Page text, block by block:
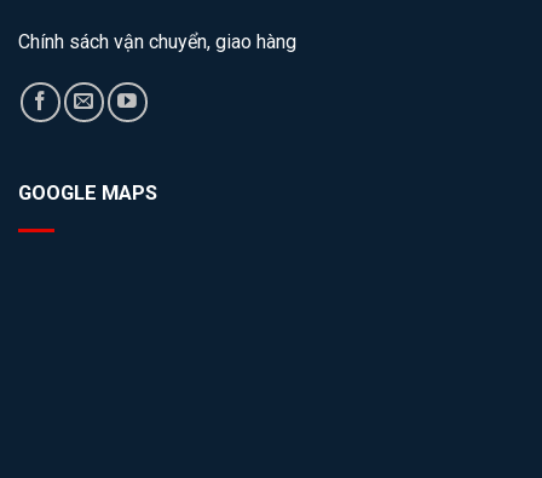
Chính sách vận chuyển, giao hàng
GOOGLE MAPS